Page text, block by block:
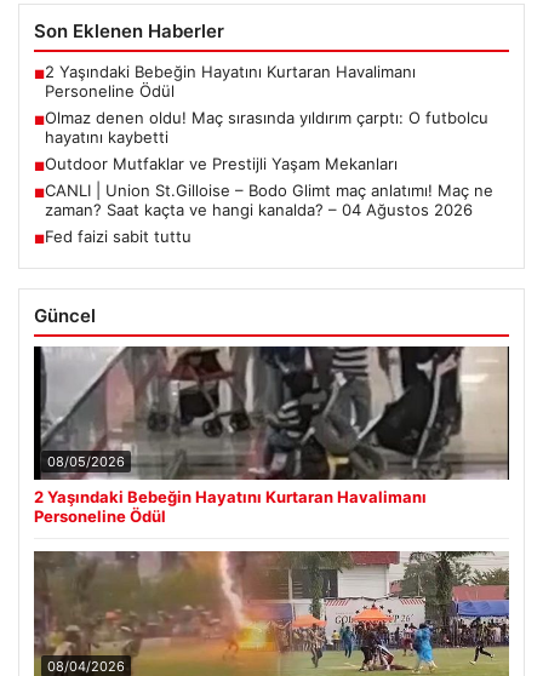
Son Eklenen Haberler
■2 Yaşındaki Bebeğin Hayatını Kurtaran Havalimanı
Personeline Ödül
■Olmaz denen oldu! Maç sırasında yıldırım çarptı: O futbolcu
hayatını kaybetti
■Outdoor Mutfaklar ve Prestijli Yaşam Mekanları
■CANLI | Union St.Gilloise – Bodo Glimt maç anlatımı! Maç ne
zaman? Saat kaçta ve hangi kanalda? – 04 Ağustos 2026
■Fed faizi sabit tuttu
Güncel
08/05/2026
2 Yaşındaki Bebeğin Hayatını Kurtaran Havalimanı
Personeline Ödül
08/04/2026